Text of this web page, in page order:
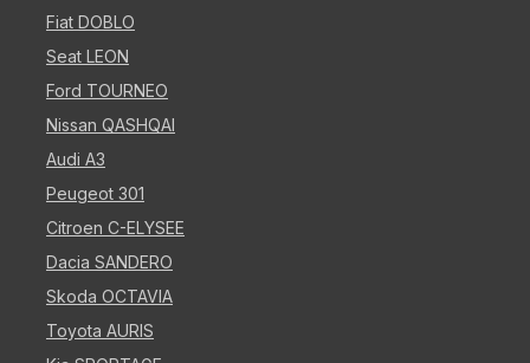
Fiat DOBLO
Seat LEON
Ford TOURNEO
Nissan QASHQAI
Audi A3
Peugeot 301
Citroen C-ELYSEE
Dacia SANDERO
Skoda OCTAVIA
Toyota AURIS